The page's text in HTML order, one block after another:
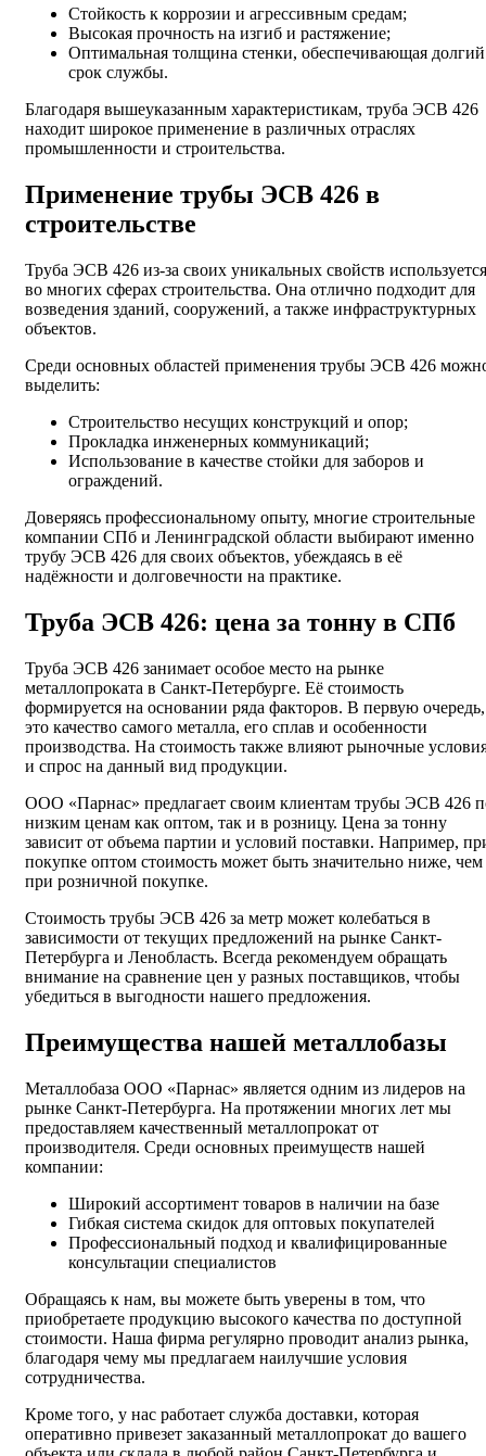
Стойкость к коррозии и агрессивным средам;
Высокая прочность на изгиб и растяжение;
Оптимальная толщина стенки, обеспечивающая долгий
срок службы.
Благодаря вышеуказанным характеристикам, труба ЭСВ 426
находит широкое применение в различных отраслях
промышленности и строительства.
Применение трубы ЭСВ 426 в
строительстве
Труба ЭСВ 426 из-за своих уникальных свойств используется
во многих сферах строительства. Она отлично подходит для
возведения зданий, сооружений, а также инфраструктурных
объектов.
Среди основных областей применения трубы ЭСВ 426
выделить:
Строительство несущих конструкций и опор;
Прокладка инженерных коммуникаций;
Использование в качестве стойки для заборов и
ограждений.
Доверяясь профессиональному опыту, многие строительные
компании СПб и Ленинградской области выбирают именно
трубу ЭСВ 426 для своих объектов, убеждаясь в её
надёжности и долговечности на практике.
Труба ЭСВ 426: цена за тонну в СПб
Труба ЭСВ 426 занимает особое место на рынке
металлопроката в Санкт-Петербурге. Её стоимость
формируется на основании ряда факторов. В первую очередь,
это качество самого металла, его сплав и особенности
производства. На стоимость также влияют рыночные
и спрос на данный вид продукции.
ООО «Парнас» предлагает своим клиентам трубы ЭСВ 426
низким ценам как оптом, так и в розницу. Цена за тонну
зависит от объема партии и условий поставки. Например,
покупке оптом стоимость может быть значительно ниже, чем
при розничной покупке.
Стоимость трубы ЭСВ 426 за метр может колебаться в
зависимости от текущих предложений на рынке Санкт-
Петербурга и Ленобласть. Всегда рекомендуем обращать
внимание на сравнение цен у разных поставщиков, чтобы
убедиться в выгодности нашего предложения.
Преимущества нашей металлобазы
Металлобаза ООО «Парнас» является одним из лидеров на
рынке Санкт-Петербурга. На протяжении многих лет мы
предоставляем качественный металлопрокат от
производителя. Среди основных преимуществ нашей
компании:
Широкий ассортимент товаров в наличии на базе
Гибкая система скидок для оптовых покупателей
Профессиональный подход и квалифицированные
консультации специалистов
Обращаясь к нам, вы можете быть уверены в том, что
приобретаете продукцию высокого качества по доступной
стоимости. Наша фирма регулярно проводит анализ рынка,
благодаря чему мы предлагаем наилучшие условия
сотрудничества.
Кроме того, у нас работает служба доставки, которая
оперативно привезет заказанный металлопрокат до вашего